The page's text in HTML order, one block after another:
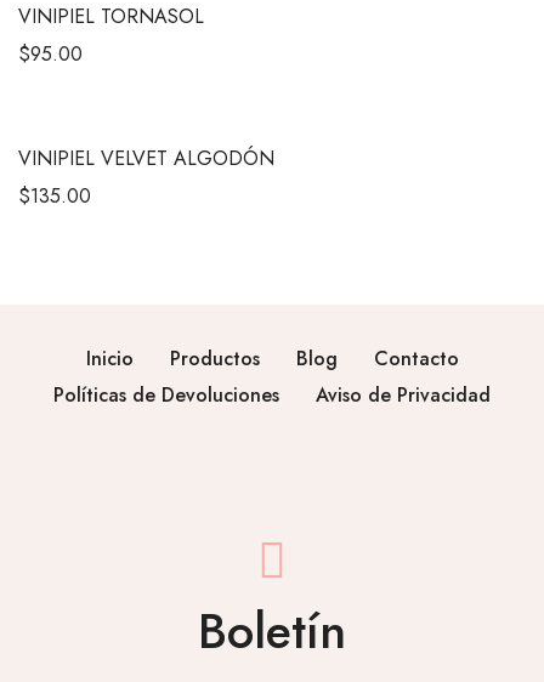
VINIPIEL TORNASOL
$95.00
VINIPIEL VELVET ALGODÓN
$135.00
Inicio Productos Blog
Contacto
Políticas de Devoluciones
Aviso de Privacidad
Boletín